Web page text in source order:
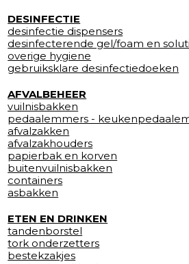
DESINFECTIE
desinfectie dispensers
desinfecterende gel/foam en
overige hygiene
gebruiksklare desinfectiedoeken
AFVALBEHEER
vuilnisbakken
pedaalemmers -
afvalzakken
afvalzakhouders
papierbak en korven
buitenvuilnisbakken
containers
asbakken
ETEN EN DRINKEN
tandenborstel
tork onderzetters
bestekzakjes